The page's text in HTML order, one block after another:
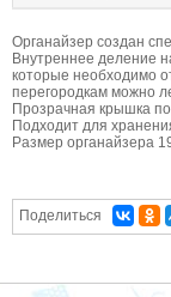
Органайзер создан
Внутреннее деление
которые необходимо
перегородкам можно
Прозрачная крышка
Подходит для
Размер органайзера
Поделиться